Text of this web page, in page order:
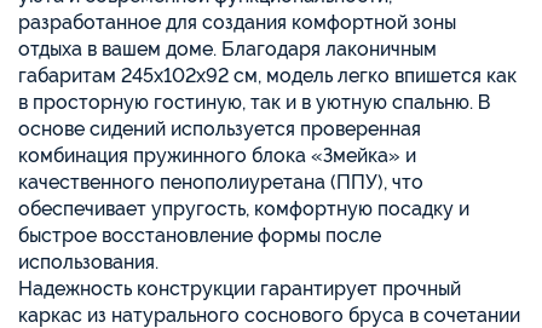
разработанное для создания комфортной зоны
отдыха в вашем доме. Благодаря лаконичным
габаритам 245х102х92 см, модель легко впишется как
в просторную гостиную, так и в уютную спальню. В
основе сидений используется проверенная
комбинация пружинного блока «Змейка» и
качественного пенополиуретана (ППУ), что
обеспечивает упругость, комфортную посадку и
быстрое восстановление формы после
использования.
Надежность конструкции гарантирует прочный
каркас из натурального соснового бруса в сочетании